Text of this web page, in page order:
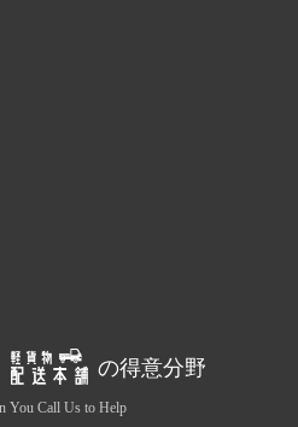
の得意分野
You Call Us to Help